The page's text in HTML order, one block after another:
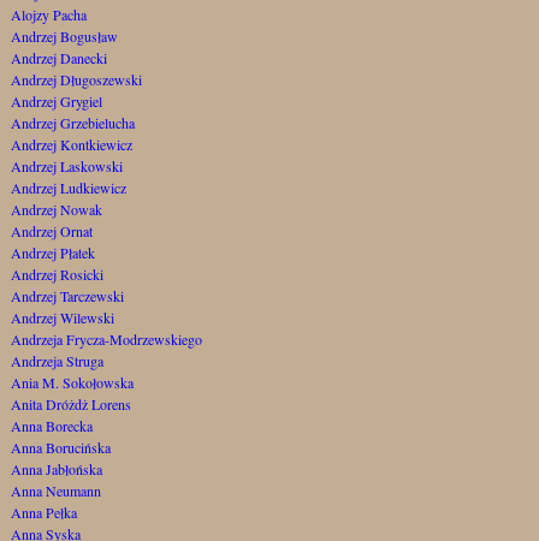
Alojzy Pacha
Andrzej Bogusław
Andrzej Danecki
Andrzej Długoszewski
Andrzej Grygiel
Andrzej Grzebielucha
Andrzej Kontkiewicz
Andrzej Laskowski
Andrzej Ludkiewicz
Andrzej Nowak
Andrzej Ornat
Andrzej Płatek
Andrzej Rosicki
Andrzej Tarczewski
Andrzej Wilewski
Andrzeja Frycza-Modrzewskiego
Andrzeja Struga
Ania M. Sokołowska
Anita Dróżdż Lorens
Anna Borecka
Anna Borucińska
Anna Jabłońska
Anna Neumann
Anna Pełka
Anna Syska